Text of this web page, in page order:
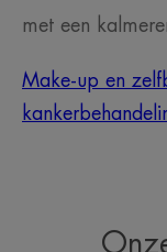
met een
Make-up en